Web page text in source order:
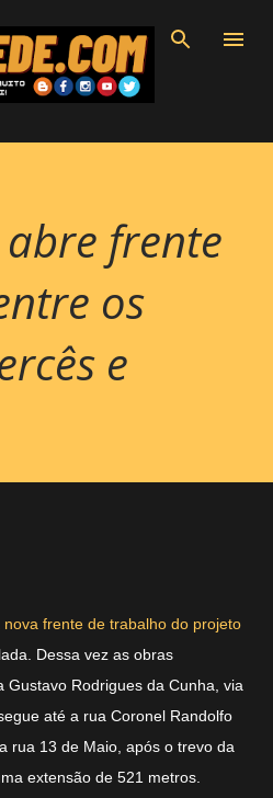
conteúdo principal
frente
os
e
frente de trabalho do projeto
Dessa vez as obras
Rodrigues da Cunha, via
até a rua Coronel Randolfo
rua 13 de Maio, após o trevo da
extensão de 521 metros.